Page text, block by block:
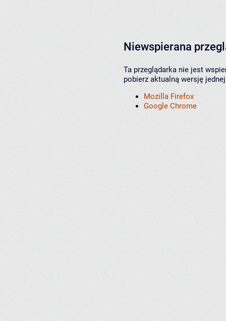
Niewspierana
Ta przeglądarka nie jest
pobierz aktualną wersję
Mozilla Firefox
Google Chrome